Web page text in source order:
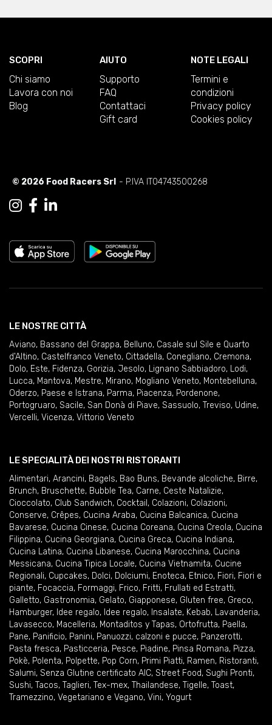
SCOPRI
Chi siamo
Lavora con noi
Blog
AIUTO
Supporto
FAQ
Contattaci
Gift card
NOTE LEGALI
Termini e
condizioni
Privacy policy
Cookies policy
© 2026 Food Racers Srl - P.IVA IT04743500268
LE NOSTRE CITTÀ
Aviano, Bassano del Grappa, Belluno, Casale sul Sile e Quarto
d'Altino, Castelfranco Veneto, Cittadella, Conegliano, Cremona,
Dolo, Este, Fidenza, Gorizia, Jesolo, Lignano Sabbiadoro, Lodi,
Lucca, Mantova, Mestre, Mirano, Mogliano Veneto, Montebelluna,
Oderzo, Paese e Istrana, Parma, Piacenza, Pordenone,
Portogruaro, Sacile, San Donà di Piave, Sassuolo, Treviso, Udine,
Vercelli, Vicenza, Vittorio Veneto
LE SPECIALITÀ DEI NOSTRI RISTORANTI
Alimentari, Arancini, Bagels, Bao Buns, Bevande alcoliche, Birre,
Brunch, Bruschette, Bubble Tea, Carne, Ceste Natalizie,
Cioccolato, Club Sandwich, Cocktail , Colazioni, Colazioni,
Conserve, Crêpes, Cucina Araba, Cucina Balcanica, Cucina
Bavarese, Cucina Cinese, Cucina Coreana, Cucina Creola, Cucina
Filippina, Cucina Georgiana, Cucina Greca, Cucina Indiana,
Cucina Latina, Cucina Libanese, Cucina Marocchina, Cucina
Messicana, Cucina Tipica Locale, Cucina Vietnamita, Cucine
Regionali, Cupcakes, Dolci, Dolciumi, Enoteca, Etnico, Fiori, Fiori e
piante, Focaccia, Formaggi, Frico, Fritti, Frullati ed Estratti,
Galletto, Gastronomia, Gelato, Giapponese, Gluten free, Greco,
Hamburger, Idee regalo, Idee regalo, Insalate, Kebab, Lavanderia,
Lavasecco, Macelleria, Montaditos y Tapas, Ortofrutta, Paella,
Pane, Panificio, Panini, Panuozzi, calzoni e pucce, Panzerotti,
Pasta fresca, Pasticceria, Pesce, Piadine, Pinsa Romana, Pizza,
Pokè, Polenta, Polpette, Pop Corn, Primi Piatti, Ramen, Ristoranti,
Salumi, Senza Glutine certificato AIC, Street Food, Sughi Pronti,
Sushi, Tacos, Taglieri, Tex-mex, Thailandese, Tigelle, Toast,
Tramezzino, Vegetariano e Vegano, Vini, Yogurt